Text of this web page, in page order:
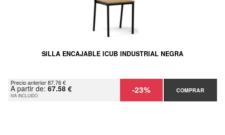
SILLA ENCAJABLE ICUB INDUSTRIAL NEGRA
Precio anterior 87.76 €
A partir de: 67.58 €
IVA INCLUIDO -23% COMPRAR